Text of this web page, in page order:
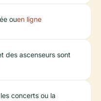
ouen ligne
des ascenseurs sont
concerts ou la